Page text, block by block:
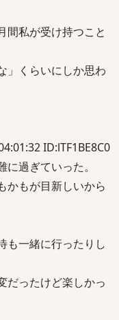
間私が受け持つこと
」くらいにしか思わ
ID:lTF1BE8C0
過ぎていった。
かもが目新しいから
も一緒に行ったりし
だったけど楽しかっ